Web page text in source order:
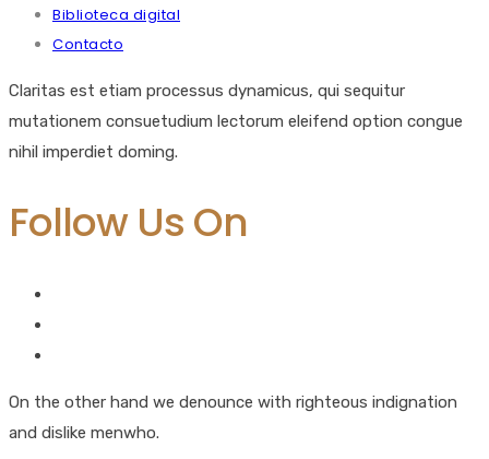
Biblioteca digital
Contacto
Claritas est etiam processus dynamicus, qui sequitur
mutationem consuetudium lectorum eleifend option congue
nihil imperdiet doming.
Follow Us On
On the other hand we denounce with righteous indignation
and dislike menwho.